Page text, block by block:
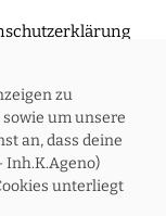
Widerruf
zu
um unsere
an, dass deine
Inh.K.Ageno)
unterliegt